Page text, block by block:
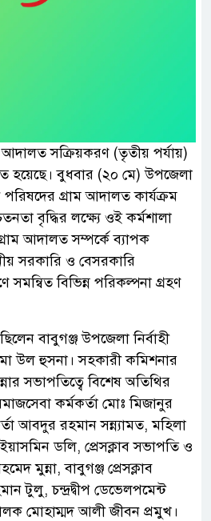
আদালত সক্রিয়করণ (তৃতীয় পর্যায়)
হয়েছে। বুধবার (২০ মে) উপজেলা
গ্রাম আদালত কার্যক্রম
বৃদ্ধির লক্ষ্যে ওই কর্মশালা
আদালত সম্পর্কে ব্যাপক
সরকারি ও বেসরকারি
সমন্বিত বিভিন্ন পরিকল্পনা গ্রহণ
বাবুগঞ্জ উপজেলা নির্বাহী
উল হুসনা। সহকারী কমিশনার
সভাপতিত্বে বিশেষ অতিথির
কর্মকর্তা মোঃ মিজানুর
আবদুর রহমান সন্ন্যামত, মহিলা
ডলি, প্রেসক্লাব সভাপতি ও
মুন্না, বাবুগঞ্জ প্রেসক্লাব
টুলু, চন্দ্রদ্বীপ ডেভেলপমেন্ট
মোহাম্মদ আলী জীবন প্রমুখ।